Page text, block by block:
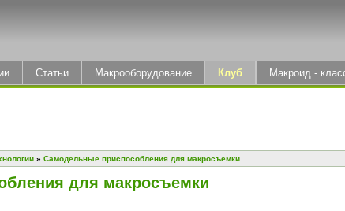
Статьи Макрооборудование Клуб Макроид -
» Самодельные приспособления для макросъемки
для макросъемки